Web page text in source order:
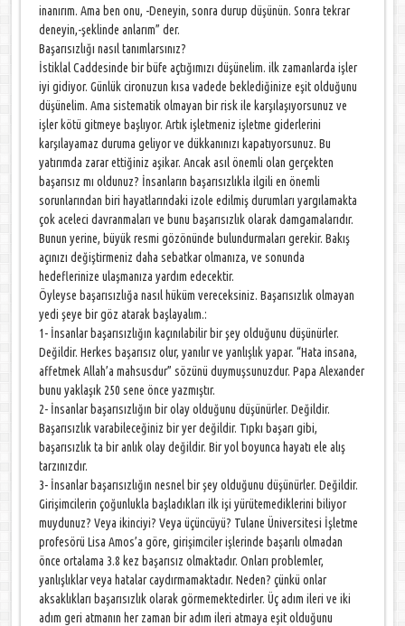
inanırım. Ama ben onu, -Deneyin, sonra durup düşünün. Sonra tekrar
deneyin,-şeklinde anlarım” der.
Başarısızlığı nasıl tanımlarsınız?
İstiklal Caddesinde bir büfe açtığımızı düşünelim. ilk zamanlarda işler
iyi gidiyor. Günlük cironuzun kısa vadede beklediğinize eşit olduğunu
düşünelim. Ama sistematik olmayan bir risk ile karşılaşıyorsunuz ve
işler kötü gitmeye başlıyor. Artık işletmeniz işletme giderlerini
karşılayamaz duruma geliyor ve dükkanınızı kapatıyorsunuz. Bu
yatırımda zarar ettiğiniz aşikar. Ancak asıl önemli olan gerçekten
başarısız mı oldunuz? İnsanların başarısızlıkla ilgili en önemli
sorunlarından biri hayatlarındaki izole edilmiş durumları yargılamakta
çok aceleci davranmaları ve bunu başarısızlık olarak damgamalarıdır.
Bunun yerine, büyük resmi gözönünde bulundurmaları gerekir. Bakış
açınızı değiştirmeniz daha sebatkar olmanıza, ve sonunda
hedeflerinize ulaşmanıza yardım edecektir.
Öyleyse başarısızlığa nasıl hüküm vereceksiniz. Başarısızlık olmayan
yedi şeye bir göz atarak başlayalım.:
1- İnsanlar başarısızlığın kaçınılabilir bir şey olduğunu düşünürler.
Değildir. Herkes başarısız olur, yanılır ve yanlışlık yapar. “Hata insana,
affetmek Allah’a mahsusdur” sözünü duymuşsunuzdur. Papa Alexander
bunu yaklaşık 250 sene önce yazmıştır.
2- İnsanlar başarısızlığın bir olay olduğunu düşünürler. Değildir.
Başarısızlık varabileceğiniz bir yer değildir. Tıpkı başarı gibi,
başarısızlık ta bir anlık olay değildir. Bir yol boyunca hayatı ele alış
tarzınızdır.
3- İnsanlar başarısızlığın nesnel bir şey olduğunu düşünürler. Değildir.
Girişimcilerin çoğunlukla başladıkları ilk işi yürütemediklerini biliyor
muydunuz? Veya ikinciyi? Veya üçüncüyü? Tulane Üniversitesi İşletme
profesörü Lisa Amos’a göre, girişimciler işlerinde başarılı olmadan
önce ortalama 3.8 kez başarısız olmaktadır. Onları problemler,
yanlışlıklar veya hatalar caydırmamaktadır. Neden? çünkü onlar
aksaklıkları başarısızlık olarak görmemektedirler. Üç adım ileri ve iki
adım geri atmanın her zaman bir adım ileri atmaya eşit olduğunu